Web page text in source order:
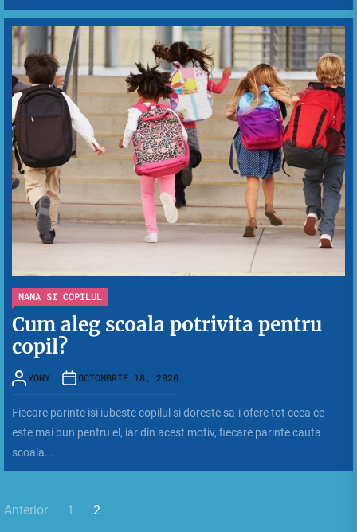
MAMA SI COPILUL
Cum aleg scoala potrivita pentru
copil?
YONY OCTOMBRIE 18, 2020
Fiecare parinte isi iubeste copilul si doreste sa-i ofere tot ceea ce
este mai bun pentru el, iar din acest motiv, fiecare parinte cauta
scoala...
Paginație
Anterior 1 2